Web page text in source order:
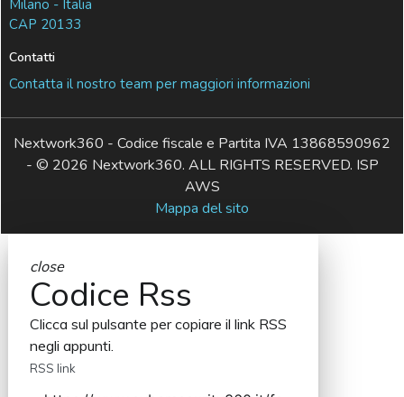
Milano - Italia
CAP 20133
Contatti
Contatta il nostro team per maggiori informazioni
Nextwork360 - Codice fiscale e Partita IVA 13868590962
- © 2026 Nextwork360. ALL RIGHTS RESERVED. ISP
AWS
Mappa del sito
close
Codice Rss
Clicca sul pulsante per copiare il link RSS
negli appunti.
RSS link